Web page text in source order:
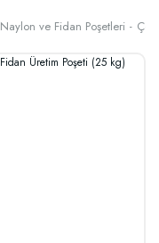
Naylon ve Fidan Poşetleri